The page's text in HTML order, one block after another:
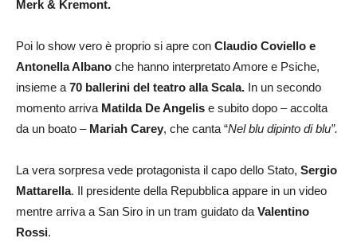
Merk & Kremont.
Poi lo show vero è proprio si apre con Claudio Coviello e
Antonella Albano che hanno interpretato Amore e Psiche,
insieme a 70 ballerini del teatro alla Scala. In un secondo
momento arriva Matilda De Angelis e subito dopo – accolta
da un boato – Mariah Carey, che canta “Nel blu dipinto di blu”.
La vera sorpresa vede protagonista il capo dello Stato, Sergio
Mattarella. Il presidente della Repubblica appare in un video
mentre arriva a San Siro in un tram guidato da Valentino
Rossi.